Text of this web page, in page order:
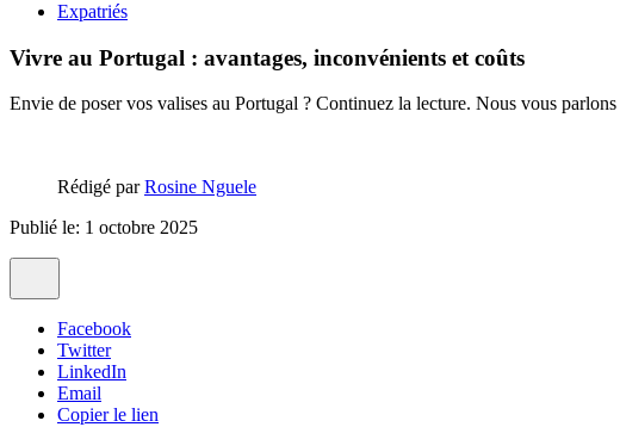
Expatriés
Vivre au Portugal : avantages, inconvénients et coûts
Envie de poser vos valises au Portugal ? Continuez la lecture. Nous vous
Rédigé parRosine Nguele
Publié le: 1 octobre 2025
Facebook
Twitter
LinkedIn
Email
Copier le lien